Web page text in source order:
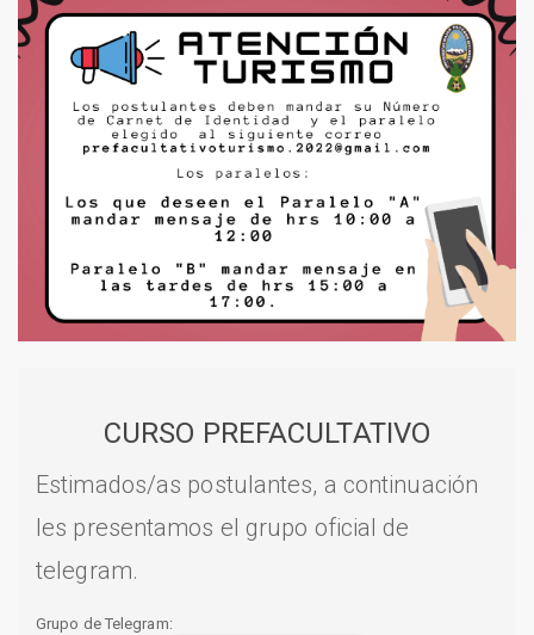
CURSO PREFACULTATIVO
Estimados/as postulantes, a continuación
les presentamos el grupo oficial de
telegram.
Grupo de Telegram: